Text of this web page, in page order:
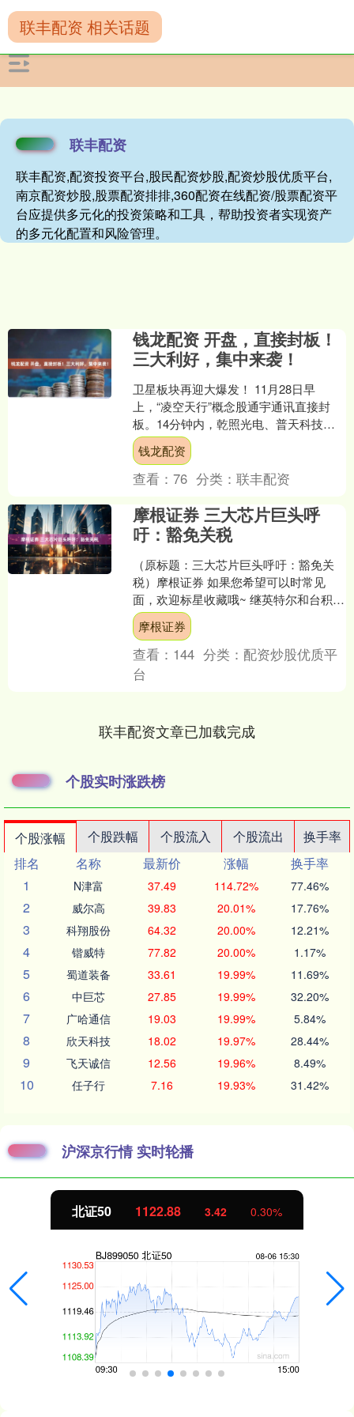
联丰配资
联丰配资,配资投资平台,股民配资炒股,配资炒股优质平台,
南京配资炒股,股票配资排排,360配资在线配资/股票配资平
台应提供多元化的投资策略和工具，帮助投资者实现资产
的多元化配置和风险管理。
联丰配资 相关话题
钱龙配资 开盘，直接封板！
三大利好，集中来袭！
卫星板块再迎大爆发！ 11月28日早
上，“凌空天行”概念股通宇通讯直接封
板。14分钟内，乾照光电、普天科技、
雷科防务皆涨停。卫星ETF一度大涨超
2%。最近，卫星....
钱龙配资
查看：76 分类：联丰配资
摩根证券 三大芯片巨头呼
吁：豁免关税
（原标题：三大芯片巨头呼吁：豁免关
税）摩根证券 如果您希望可以时常见
面，欢迎标星收藏哦~ 继英特尔和台积电
后美国芯片巨头美光、高通和德州仪器
均已向美国商务部提交....
摩根证券
查看： 144 分类： 配资炒股优质平
台
联丰配资文章已加载完成
个股实时涨跌榜
个股涨幅 个股跌幅 个股流入 个股流出
换手率
排名
名称 最新价 涨幅
换手率
1
N津富 37.49 114.72% 77.46%
2 威尔高 39.83 20.01% 17.76%
3 科翔股份 64.32 20.00% 12.21%
4 锴威特 77.82 20.00% 1.17%
5 蜀道装备 33.61 19.99% 11.69%
6 中巨芯 27.85 19.99% 32.20%
7 广哈通信 19.03 19.99% 5.84%
8 欣天科技 18.02 19.97% 28.44%
9 飞天诚信 12.56 19.96% 8.49%
10 任子行 7.16 19.93% 31.42%
沪深京行情 实时轮播
北证50 1122.88 3.42 0.30%